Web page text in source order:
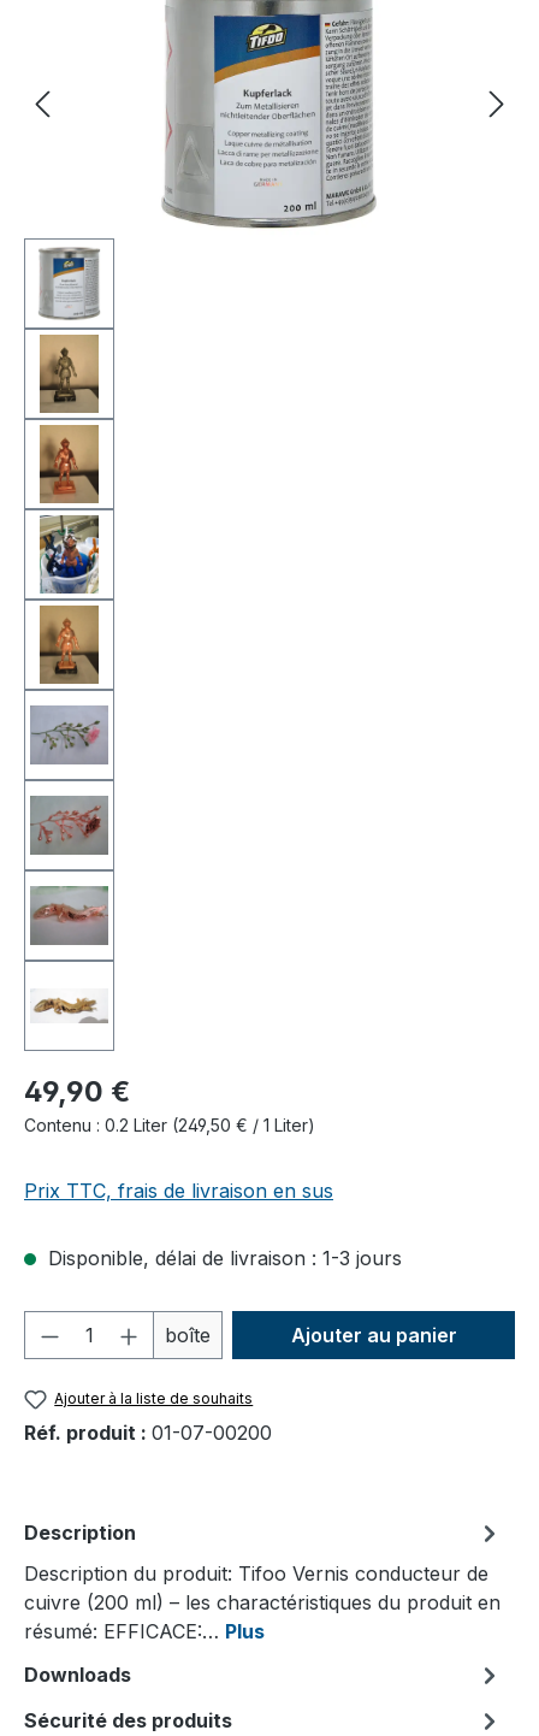
49,90 €
Contenu : 0.2 Liter (249,50 € / 1 Liter)
Prix TTC, frais de livraison en sus
Disponible, délai de livraison : 1-3 jours
Quantité de produit : Entrez la
boîte Ajouter au panier
Ajouter à la liste de souhaits
Réf. produit : 01-07-00200
Description
Description du produit: Tifoo Vernis conducteur de
cuivre (200 ml) – les charactéristiques du produit en
résumé: EFFICACE:… Plus
Downloads
Sécurité des produits